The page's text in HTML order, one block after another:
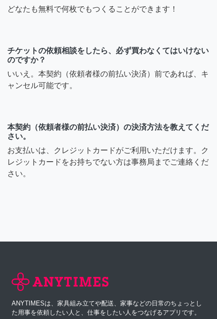
どなたも無料で何枚でもつくることができます！
チケットの依頼相談をしたら、必ず買わなくてはいけない
のですか？
いいえ。本契約（依頼者様の前払い決済）前であれば、キ
ャンセル可能です。
本契約（依頼者様の前払い決済）の決済方法を教えてくだ
さい。
お支払いは、クレジットカードがご利用いただけます。ク
レジットカードをお持ちでない方は事務局までご連絡くだ
さい。
ANYTIMESは、家具組み立てや配送、家事などの日常のちょっとし
た用事を依頼したい人と、仕事をしたい人をつなげるアプリです。